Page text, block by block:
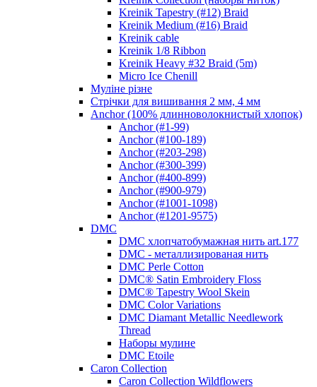
Kreinik Tapestry (#12) Braid
Kreinik Medium (#16) Braid
Kreinik cable
Kreinik 1/8 Ribbon
Kreinik Heavy #32 Braid (5m)
Micro Ice Chenill
Муліне різне
Стрічки для вишивання 2 мм, 4 мм
Anchor (100% длинноволокнистый хлопок)
Anchor (#1-99)
Anchor (#100-189)
Anchor (#203-298)
Anchor (#300-399)
Anchor (#400-899)
Anchor (#900-979)
Anchor (#1001-1098)
Anchor (#1201-9575)
DMC
DMC хлопчатобумажная нить art.177
DMC - металлизированая нить
DMC Perle Cotton
DMC® Satin Embroidery Floss
DMC® Tapestry Wool Skein
DMC Color Variations
DMC Diamant Metallic Needlework
Thread
Наборы мулине
DMC Etoile
Caron Collection
Caron Collection Wildflowers